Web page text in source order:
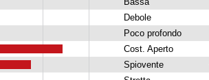
Debole
Poco profondo
Cost. Aperto
Spiovente